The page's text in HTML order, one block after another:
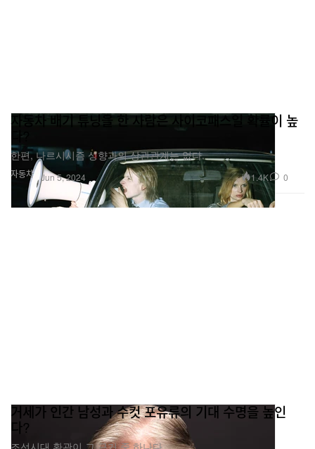
자동차
자동차 배기 튜닝을 한 사람은 사이코패스일 확률이 높
다?
한편, 나르시시즘 성향과의 상관관계는 없다.
Jun 5, 2024 1.4K 0
거세가 인간 남성과 수컷 포유류의 기대 수명을 높인
다?
조선시대 환관이 그 근거 중 하나다.